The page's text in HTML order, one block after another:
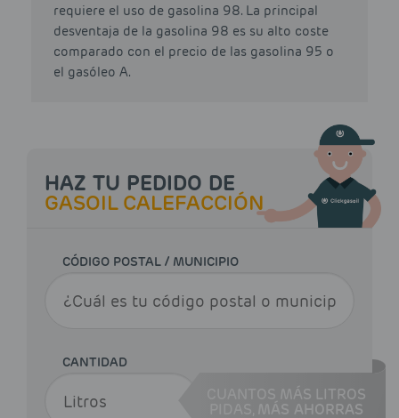
requiere el uso de gasolina 98. La principal
desventaja de la gasolina 98 es su alto coste
comparado con el precio de las gasolina 95 o
el gasóleo A.
HAZ TU PEDIDO DE
GASOIL CALEFACCIÓN
CÓDIGO POSTAL / MUNICIPIO
CANTIDAD
CUANTOS MÁS LITROS
MÁS AHORRAS